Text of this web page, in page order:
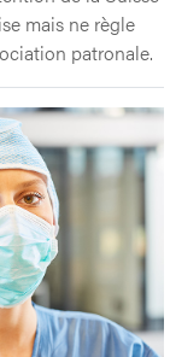
mais ne règle
patronale.